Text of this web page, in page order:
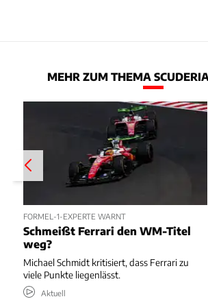
MEHR ZUM THEMA
FORMEL-1-EXPERTE WARNT
Schmeißt Ferrari den WM-Titel
weg?
Michael Schmidt kritisiert, dass Ferrari zu
viele Punkte liegenlässt.
Aktuell